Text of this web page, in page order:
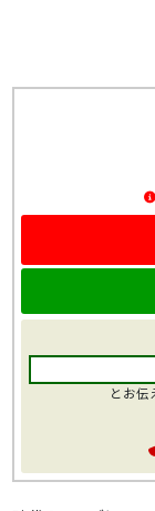
とお伝